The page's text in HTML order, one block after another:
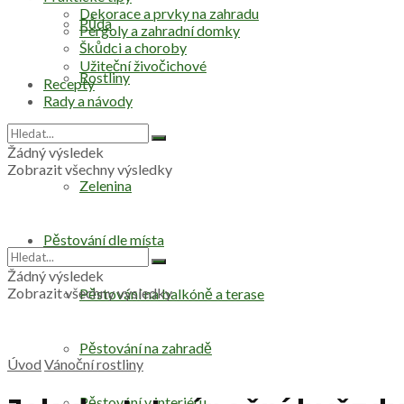
Půda
Rostliny
Zelenina
Pěstování dle místa
Pěstování na balkóně a terase
Pěstování na zahradě
Dekorace a prvky na zahradu
Pergoly a zahradní domky
Škůdci a choroby
Užiteční živočichové
Recepty
Rady a návody
Žádný výsledek
Zobrazit všechny výsledky
Žádný výsledek
Zobrazit všechny výsledky
Úvod Vánoční rostliny